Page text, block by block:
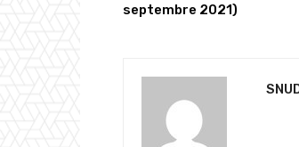
septembre 2021)